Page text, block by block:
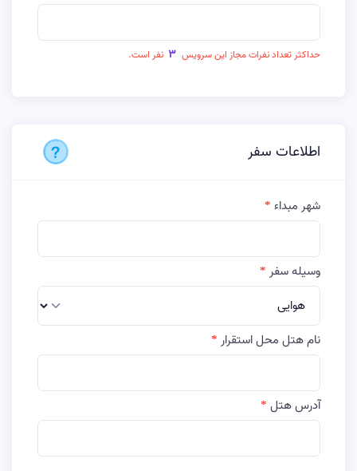
حداکثر تعداد نفرات مجاز این سرویس 3 نفر است.
اطلاعات سفر
شهر مبداء
وسیله سفر
نام هتل محل استقرار
آدرس هتل